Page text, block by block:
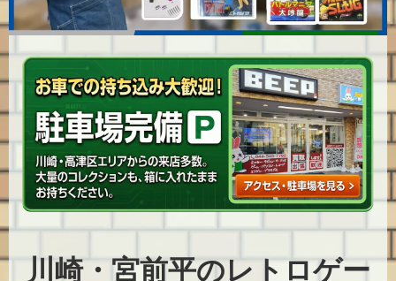
川崎・宮前平のレトロゲー